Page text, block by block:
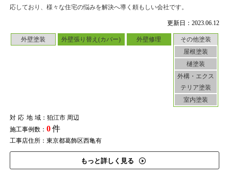
更新日：2023.06.12
外壁塗装 外壁張り替え(カバー) 外壁修理
その他塗装
屋根塗装
樋塗装
外構・エクス
テリア塗装
室内塗装
対応地域：狛江市 周辺
施工事例数： 0件
工事店住所：東京都葛飾区西亀有
もっと詳しく見る
応しており、様々な住宅の悩みを解決へ導く頼もしい会社です。